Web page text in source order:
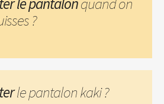
?
le pantalon kaki ?